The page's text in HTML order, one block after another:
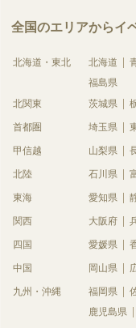
全国のエリアからイ
北海道・東北 北海道
福島県
北関東
茨城県
首都圏 埼玉県
甲信越 山梨県
北陸 石川県
東海 愛知県
関西 大阪府
四国 愛媛県
中国 岡山県
九州・沖縄 福岡県
鹿児島県